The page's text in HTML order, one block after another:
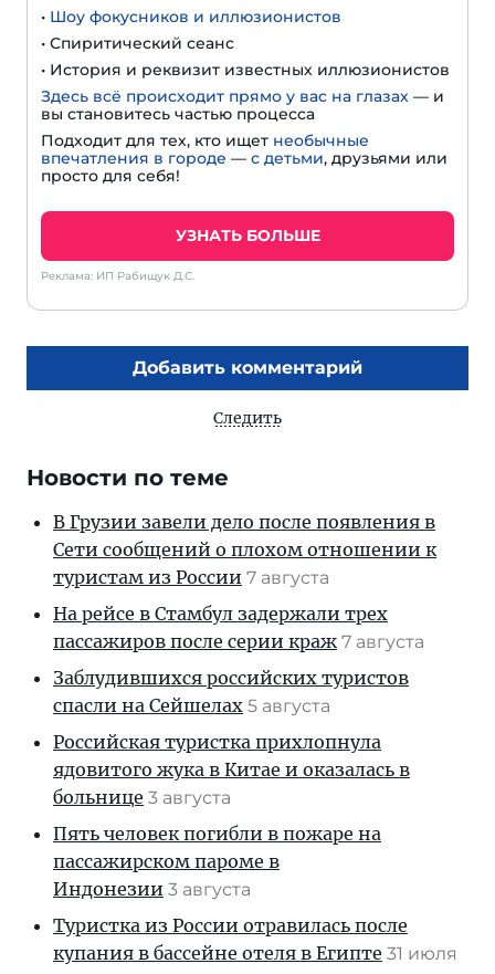
• Шоу фокусников и иллюзионистов
• Спиритический сеанс
• История и реквизит известных иллюзионистов
Здесь всё происходит прямо у вас на глазах — и
вы становитесь частью процесса
Подходит для тех, кто ищет необычные
впечатления в городе — с детьми, друзьями или
просто для себя!
УЗНАТЬ БОЛЬШЕ
Реклама: ИП Рабищук Д.С.
Добавить комментарий
Следить
Новости по теме
В Грузии завели дело после появления в
Сети сообщений о плохом отношении к
туристам из России 7 августа
На рейсе в Стамбул задержали трех
пассажиров после серии краж 7 августа
Заблудившихся российских туристов
спасли на Сейшелах 5 августа
Российская туристка прихлопнула
ядовитого жука в Китае и оказалась в
больнице 3 августа
Пять человек погибли в пожаре на
пассажирском пароме в
Индонезии 3 августа
Туристка из России отравилась после
купания в бассейне отеля в Египте 31 июля